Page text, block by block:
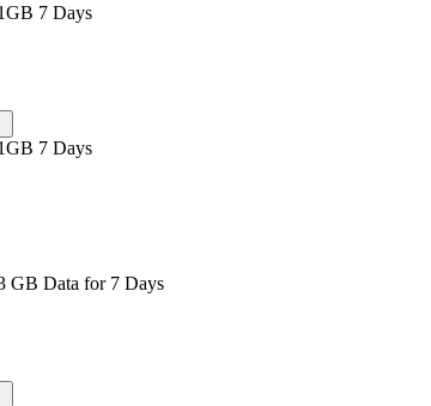
7 Days
7 Days
GB Data for 7 Days